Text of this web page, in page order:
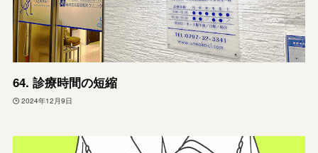
64. 診療時間の短縮
2024年12月9日